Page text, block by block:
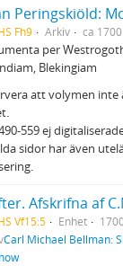
Fh9 Arkiv ca 1700
per
Blekingiam
att volymen inte
559 ej
sidor har även
Afskrifna af
Vf15:5 Enhet
Carl Michael Bellman: